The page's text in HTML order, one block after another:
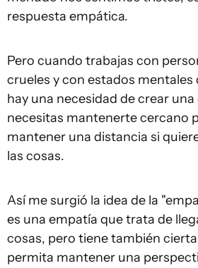
respuesta empática.
Pero cuando trabajas con
crueles y con estados mentales
hay una necesidad de crear
necesitas mantenerte cercano
mantener una distancia si
las cosas.
Así me surgió la idea de la
es una empatía que trata de
cosas, pero tiene también
permita mantener una